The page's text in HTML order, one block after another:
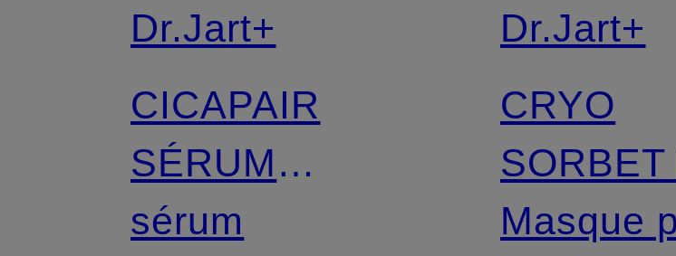
Dr.Jart+
CICAPAIR
SÉRUM
RÉPARATEUR
sérum
Dr.Jart+
CRYO
SORBET
FACIAL
Masque